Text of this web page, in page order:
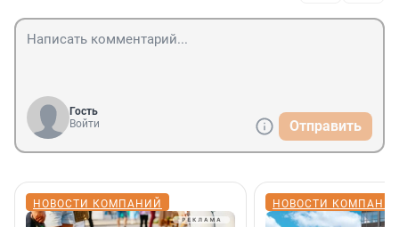
Гость
Войти
Отправить
НОВОСТИ КОМПАНИЙ НОВОСТИ